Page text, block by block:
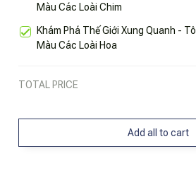
Màu Các Loài Chim
Khám Phá Thế Giới Xung Quanh - Tô
Màu Các Loài Hoa
TOTAL PRICE
Add all to cart